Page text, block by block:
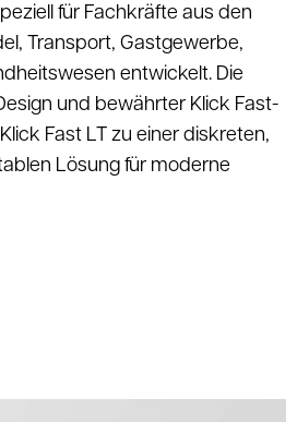
für Fachkräfte aus den
Transport, Gastgewerbe,
entwickelt. Die
und bewährter Klick Fast-
Fast LT zu einer diskreten,
Lösung für moderne